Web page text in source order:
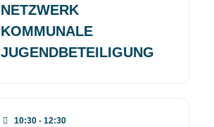
NETZWERK
KOMMUNALE
JUGENDBETEILIGUNG
10:30 - 12:30